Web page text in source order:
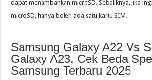
dapat menambahkan microSD. Sebaliknya, jika
microSD, hanya boleh ada satu kartu SIM.
Samsung Galaxy A22 Vs
Galaxy A23, Cek Beda
Samsung Terbaru 2025